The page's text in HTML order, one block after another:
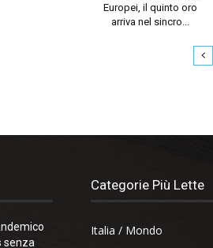
Europei, il quinto oro
arriva nel sincro...
senza
Categorie Più Lette
Italia / Mondo